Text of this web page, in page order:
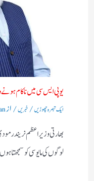
یوپی ایس سی میں ناکام
ایک تبصرہ چھوڑیں/ خبریں/ از
بھارتی وزیر اعظم نریندر
لوگوں کی مایوسی کو سمجھتا